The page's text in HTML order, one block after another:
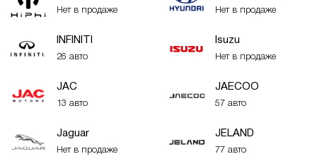
Нет в продаже Нет в продаже
INFINITI
26 авто
Isuzu
Нет в продаже
JAC
13 авто
JAECOO
57 авто
Jaguar
Нет в продаже
JELAND
77 авто